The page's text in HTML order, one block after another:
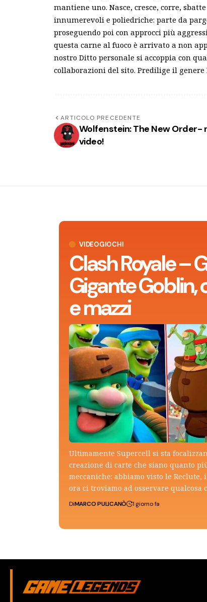
mantiene uno. Nasce, cresce, corre,
innumerevoli e poliedriche: parte da
proseguendo poi con approcci più
questa carne al fuoco è arrivato a non
nostro Ditto personale si accoppia con
collaborazioni del sito. Predilige il genere
ARTICOLO PRECEDENTE
Wolfenstein: The New Order-
video!
VIDEOGIOCHI
Clash Royale –
Gigante Goblin,
e mazzi
Ultimamente Supercell si sta
creazione di carte che siano quanto
meccaniche: abbiamo visto le Reclute,
ora ci troviamo ad osservare qualcosa
DiMARCO PULICANÒ 1 giorno fa